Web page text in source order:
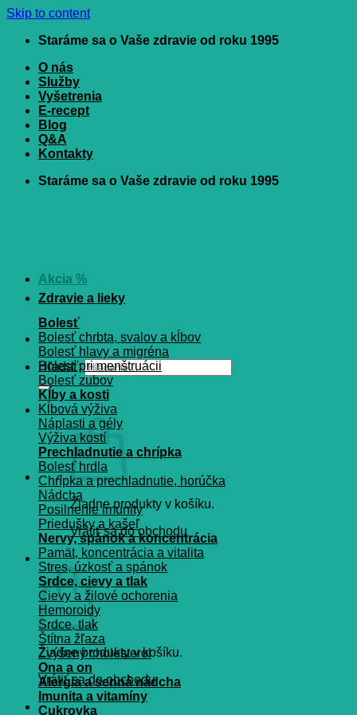
Skip to content
Staráme sa o Vaše zdravie od roku 1995
O nás
Služby
Vyšetrenia
E-recept
Blog
Q&A
Kontakty
Staráme sa o Vaše zdravie od roku 1995
Hľadať:
Žiadne produkty v košíku.
Vrátiť sa do obchodu
Košík
Žiadne produkty v košíku.
Vrátiť sa do obchodu
Akcia %
Zdravie a lieky
Bolesť
Bolesť chrbta, svalov a kĺbov
Bolesť hlavy a migréna
Bolesť pri menštruácii
Bolesť zubov
Kĺby a kosti
Kĺbová výživa
Náplasti a gély
Výživa kostí
Prechladnutie a chrípka
Bolesť hrdla
Chrípka a prechladnutie, horúčka
Nádcha
Posilnenie imunity
Priedušky a kašeľ
Nervy, spánok a koncentrácia
Pamät, koncentrácia a vitalita
Stres, úzkosť a spánok
Srdce, cievy a tlak
Cievy a žilové ochorenia
Hemoroidy
Srdce, tlak
Štítna žľaza
Zvýšený cholesterol
Ona a on
Alergia a senná nádcha
Imunita a vitamíny
Cukrovka